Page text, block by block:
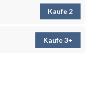
Kaufe 2
Kaufe 3+